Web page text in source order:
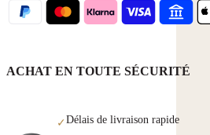
ACHAT EN TOUTE SÉCURITÉ
✓Délais de livraison rapide